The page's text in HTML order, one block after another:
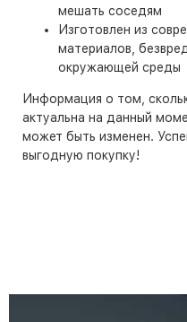
мешать соседям
Изготовлен из
материалов,
окружающей среды
Информация о том,
актуальна на данный
может быть изменен.
выгодную покупку!